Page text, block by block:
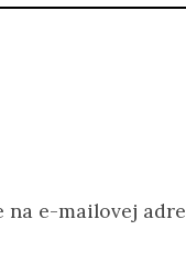
na e-mailovej